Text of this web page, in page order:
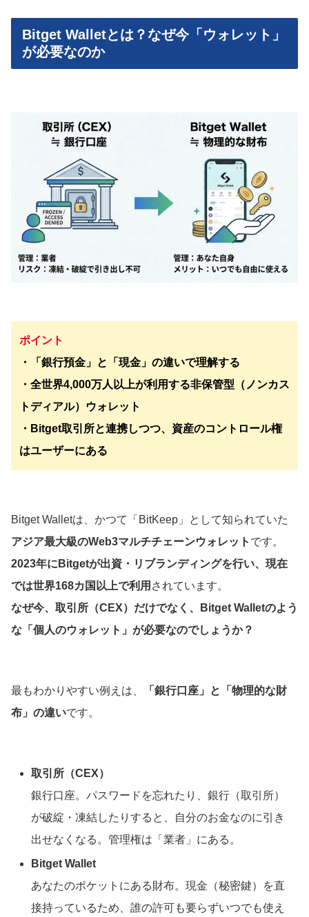
Bitget Walletとは？なぜ今「ウォレット」
が必要なのか
ポイント
・「銀行預金」と「現金」の違いで理解する
・全世界4,000万人以上が利用する非保管型（ノンカス
トディアル）ウォレット
・Bitget取引所と連携しつつ、資産のコントロール権
はユーザーにある
Bitget Walletは、かつて「BitKeep」として知られていた
アジア最大級のWeb3マルチチェーンウォレット です。
2023年にBitgetが出資・リブランディングを行い、現在
では世界168カ国以上で利用 されています。
なぜ今、取引所（CEX）だけでなく、Bitget Walletのよう
な「個人のウォレット」が必要なのでしょうか？
最もわかりやすい例えは、
「銀行口座」と「物理的な財
布」の違いです。
取引所（CEX）
銀行口座。パスワードを忘れたり、銀行（取引所）
が破綻・凍結したりすると、自分のお金なのに引き
出せなくなる。管理権は「業者」にある。
Bitget Wallet
あなたのポケットにある財布。現金（秘密鍵）を直
接持っているため、誰の許可も要らずいつでも使え